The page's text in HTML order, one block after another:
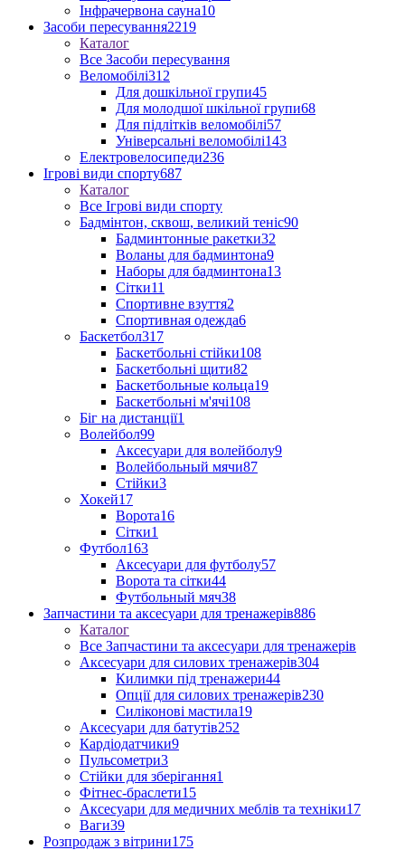
Інфрачервона сауна10
Засоби пересування2219
Каталог
Все Засоби пересування
Веломобілі312
Для дошкільної групи45
Для молодшої шкільної групи68
Для підлітків веломобілі57
Універсальні веломобілі143
Електровелосипеди236
Ігрові види спорту687
Каталог
Все Ігрові види спорту
Бадмінтон, сквош, великий теніс90
Бадминтонные ракетки32
Воланы для бадминтона9
Наборы для бадминтона13
Сітки11
Спортивне взуття2
Спортивная одежда6
Баскетбол317
Баскетбольні стійки108
Баскетбольні щити82
Баскетбольные кольца19
Баскетбольні м'ячі108
Біг на дистанції1
Волейбол99
Аксесуари для волейболу9
Волейбольный мячи87
Стійки3
Хокей17
Ворота16
Сітки1
Футбол163
Аксесуари для футболу57
Ворота та сітки44
Футбольный мяч38
Запчастини та аксесуари для тренажерів886
Каталог
Все Запчастини та аксесуари для тренажерів
Аксесуари для силових тренажерів304
Килимки під тренажери44
Опції для силових тренажерів230
Силіконові мастила19
Аксесуари для батутів252
Кардіодатчики9
Пульсометри3
Стійки для зберігання1
Фітнес-браслети15
Аксесуари для медичних меблів та техніки17
Ваги39
Розпродаж з вітрини175